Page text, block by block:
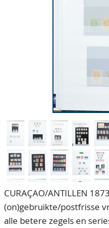
CURAÇAO/ANTILLEN
(on)gebruikte/postfrisse
alle betere zegels en